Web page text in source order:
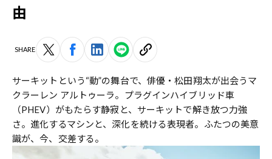
由
SHARE
サーキットという“動”の舞台で、俳優・松田翔太が出会うマ
クラーレン アルトゥーラ。プラグインハイブリッド車
（PHEV）がもたらす静寂と、サーキットで解き放つ力強
さ。進化するマシンと、深化を続ける表現者。ふたつの美意
識が、今、交差する。